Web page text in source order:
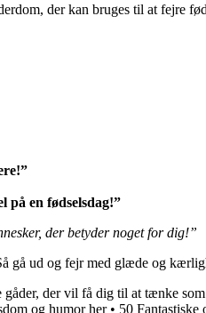
der kan bruges til at fejre
på en fødselsdag!”
der betyder noget for dig!”
gå ud og fejr med glæde og
gåder, der vil få dig til at tænke
og humor her• 50 Fantastiske